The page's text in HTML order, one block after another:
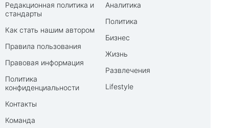
Редакционная политика и
стандарты
Как стать нашим автором
Правила пользования
Правовая информация
Политика
конфиденциальности
Контакты
Команда
Аналитика
Политика
Бизнес
Жизнь
Развлечения
Lifestyle